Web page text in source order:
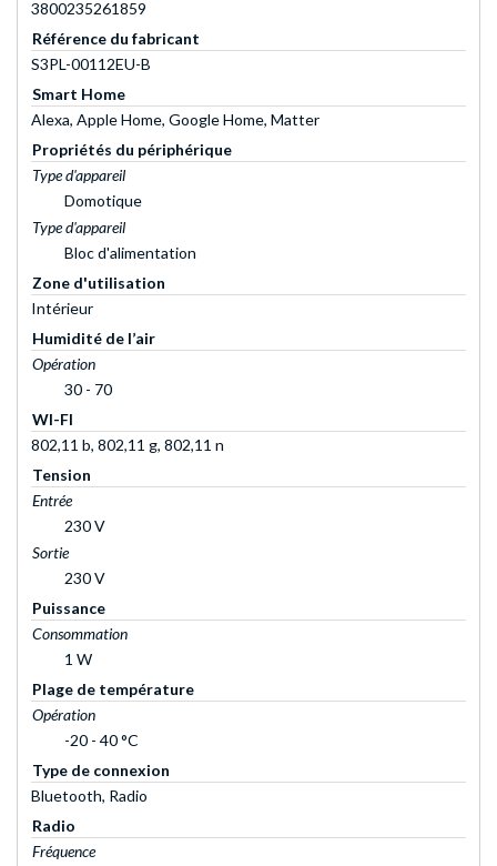
3800235261859
Référence du fabricant
S3PL-00112EU-B
Smart Home
Alexa, Apple Home, Google Home, Matter
Propriétés du périphérique
Type d'appareil
Domotique
Type d'appareil
Bloc d'alimentation
Zone d'utilisation
Intérieur
Humidité de l’air
Opération
30 - 70
WI-FI
802,11 b, 802,11 g, 802,11 n
Tension
Entrée
230 V
Sortie
230 V
Puissance
Consommation
1 W
Plage de température
Opération
-20 - 40 °C
Type de connexion
Bluetooth, Radio
Radio
Fréquence